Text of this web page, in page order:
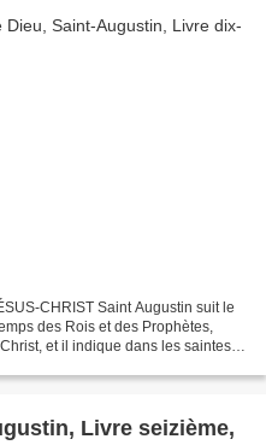
CHRIST Saint Augustin suit le
des Rois et des Prophètes,
et il indique dans les saintes
Livre seizième,